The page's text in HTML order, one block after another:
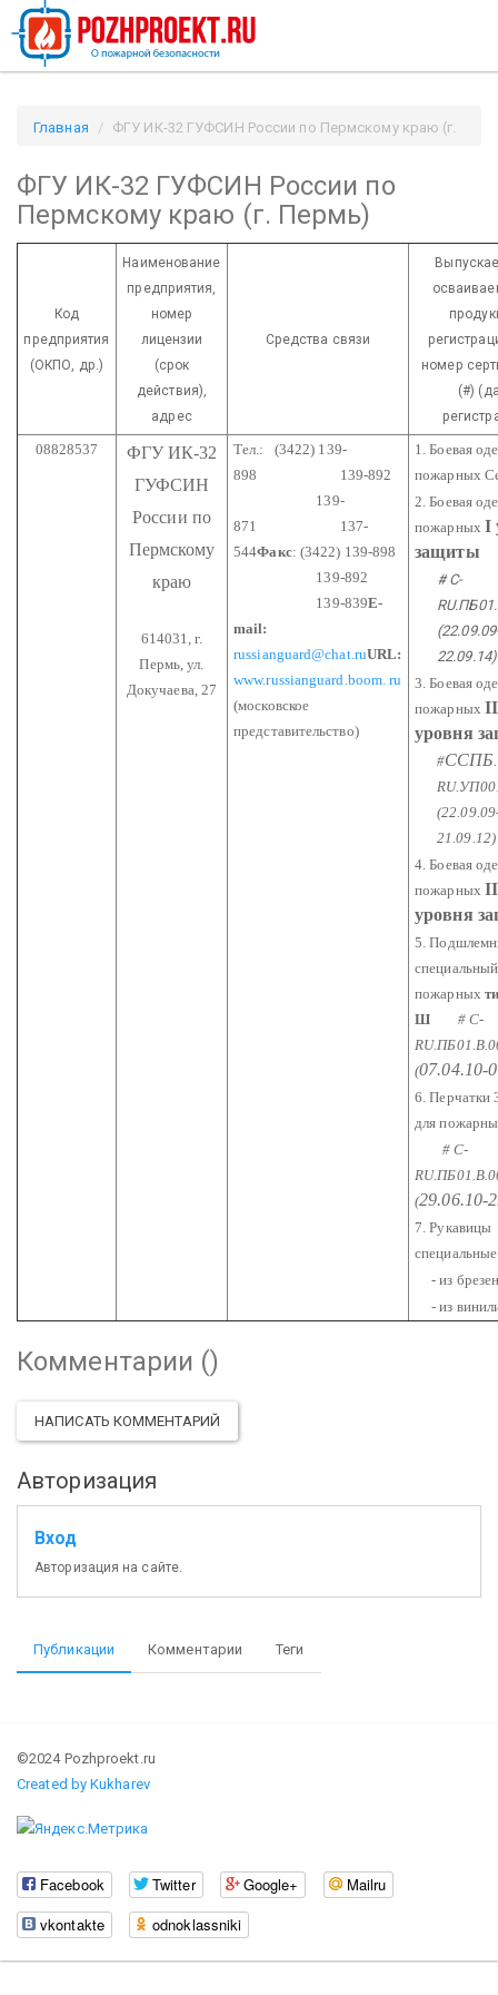
Главная
ФГУ ИК-32 ГУФСИН России по Пермскому краю (г.
ФГУ ИК-32 ГУФСИН России по
Пермскому краю (г. Пермь)
Код
предприятия
(ОКПО, др.)
Наименование
предприятия,
номер
лицензии
(срок
действия),
адрес
Средства связи
номер
(#)
08828537
ФГУ ИК-32
ГУФСИН
России по
Пермскому
краю
614031, г.
Пермь,ул.
Докучаева, 27
Тел.: (3422) 139-
898
139-892
139-
871
137-
544Факс: (3422) 139-898
139-892
139-839E-
mail:
russianguard@chat.ruURL:
www.russianguard.boom. ru
(московское
представительство)
1. Боевая
пожарных
2. Боевая
пожарных I
защиты
# С-
22.09.14)
3. Боевая
пожарных II
уровня
#ССПБ
21.09.12)
4. Боевая
пожарных
уровня
5.
пожарных
Ш # С-
(07.04.10-
6. Перчатки
для
# С-
(29.06.10-
7. Рукавицы
- из
- из
Комментарии ()
НАПИСАТЬ КОММЕНТАРИЙ
Авторизация
Вход
Авторизация на сайте.
Публикации Комментарии Теги
©2024 Pozhproekt.ru
Created by Kukharev
Facebook Twitter Google+
Mailru
vkontakte
odnoklassniki